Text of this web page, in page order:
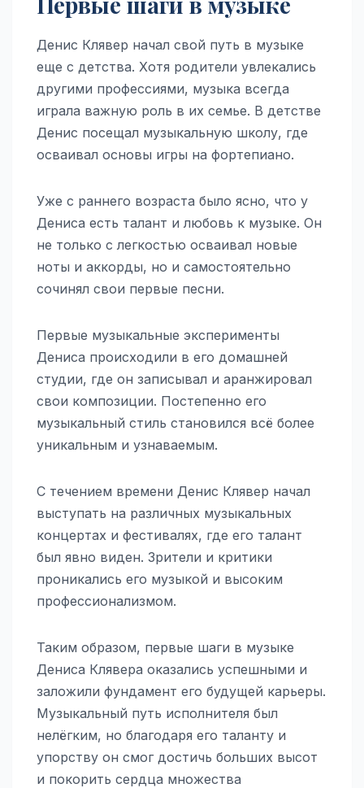
Денис Клявер начал свой путь в музыке
еще с детства. Хотя родители увлекались
другими профессиями, музыка всегда
играла важную роль в их семье. В детстве
Денис посещал музыкальную школу, где
осваивал основы игры на фортепиано.
Уже с раннего возраста было ясно, что у
Дениса есть талант и любовь к музыке. Он
не только с легкостью осваивал новые
ноты и аккорды, но и самостоятельно
сочинял свои первые песни.
Первые музыкальные эксперименты
Дениса происходили в его домашней
студии, где он записывал и аранжировал
свои композиции. Постепенно его
музыкальный стиль становился всё более
уникальным и узнаваемым.
С течением времени Денис Клявер начал
выступать на различных музыкальных
концертах и фестивалях, где его талант
был явно виден. Зрители и критики
проникались его музыкой и высоким
профессионализмом.
Таким образом, первые шаги в музыке
Дениса Клявера оказались успешными и
заложили фундамент его будущей карьеры.
Музыкальный путь исполнителя был
нелёгким, но благодаря его таланту и
упорству он смог достичь больших высот
и покорить сердца множества